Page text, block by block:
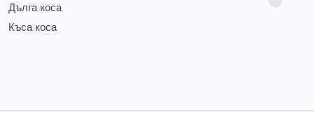
Дълга коса
Къса коса